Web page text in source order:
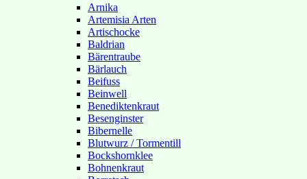
Arnika
Artemisia Arten
Artischocke
Baldrian
Bärentraube
Bärlauch
Beifuss
Beinwell
Benediktenkraut
Besenginster
Bibernelle
Blutwurz / Tormentill
Bockshornklee
Bohnenkraut